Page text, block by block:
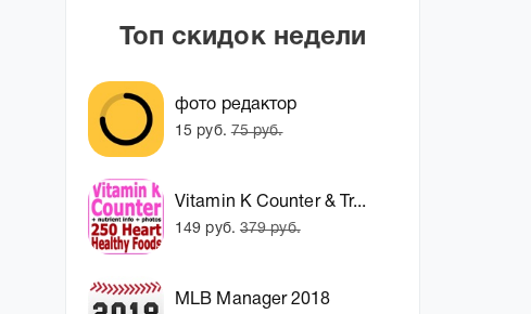
Топ скидок недели
фото редактор
15 руб. 75 руб.
Vitamin K Counter & Tr...
149 руб. 379 руб.
MLB Manager 2018